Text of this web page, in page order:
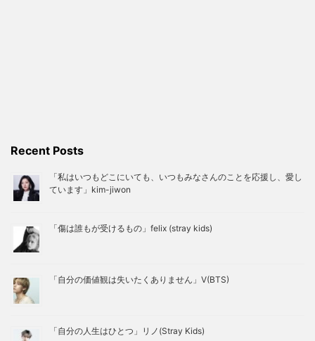
Recent Posts
「私はいつもどこにいても、いつもみなさんのことを応援し、愛し
ています」kim-jiwon
「傷は誰もが受けるもの」felix (stray kids)
「自分の価値観は失いたくありません」V(BTS)
「自分の人生はひとつ」リノ(Stray Kids)